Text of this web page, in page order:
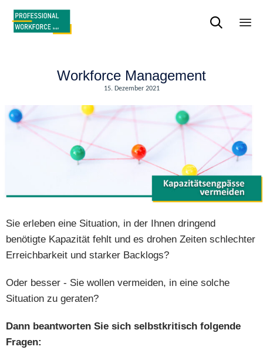

Workforce Management
15. Dezember 2021
Sie erleben eine Situation, in der Ihnen dringend
benötigte Kapazität fehlt und es drohen Zeiten schlechter
Erreichbarkeit und starker Backlogs?
Oder besser - Sie wollen vermeiden, in eine solche
Situation zu geraten?
Dann beantworten Sie sich selbstkritisch folgende
Fragen: